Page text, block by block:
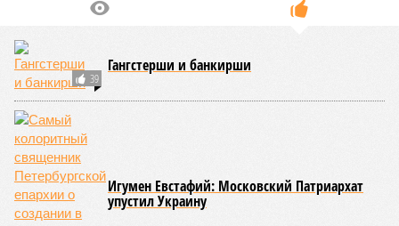
39
Гангстерши и банкирши
Игумен Евстафий: Московский Патриархат
упустил Украину